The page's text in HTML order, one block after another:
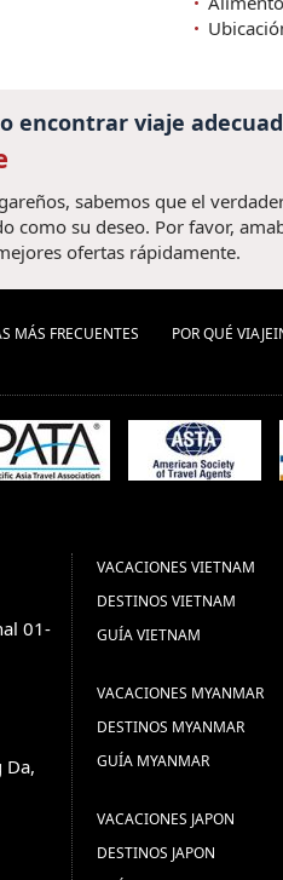
encontrar viaje
sabemos que el
como su deseo. Por favor,
ofertas rápidamente.
MÁS FRECUENTES POR QUÉ
01-
Da,
VACACIONES VIETNAM
DESTINOS VIETNAM
GUÍA VIETNAM
VACACIONES MYANMAR
DESTINOS MYANMAR
GUÍA MYANMAR
VACACIONES JAPON
DESTINOS JAPON